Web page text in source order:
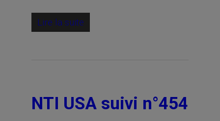
Lire la suite
NTI USA suivi n°454